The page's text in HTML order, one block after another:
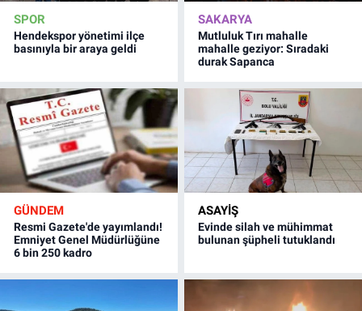
SPOR
Hendekspor yönetimi ilçe
basınıyla bir araya geldi
SAKARYA
Mutluluk Tırı mahalle
mahalle geziyor: Sıradaki
durak Sapanca
GÜNDEM
Resmi Gazete'de yayımlandı!
Emniyet Genel Müdürlüğüne
6 bin 250 kadro
ASAYİŞ
Evinde silah ve mühimmat
bulunan şüpheli tutuklandı